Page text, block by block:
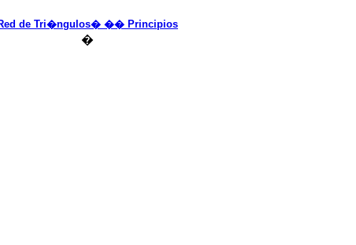
de Tri�ngulos� �� Principios
�